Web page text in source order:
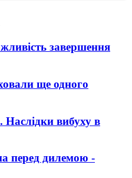
завершення
ще одного
Наслідки вибуху в
перед дилемою -